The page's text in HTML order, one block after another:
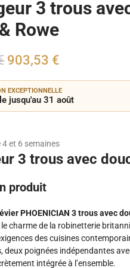
3 trous
Rowe
903,53 €
EXCEPTIONNELLE
jusqu'au 31 août
et 6 semaines
3 trous avec
produit
PHOENICIAN 3 trous avec
charme de la robinetterie
des cuisines
deux poignées indépendantes
intégrée à l’ensemble.